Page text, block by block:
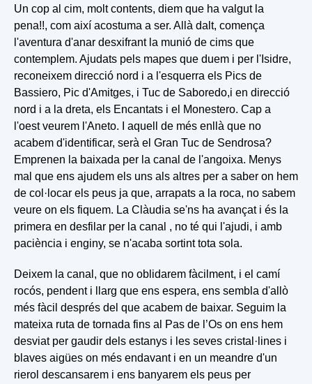
Un cop al cim, molt contents, diem que ha valgut la
pena!!, com així acostuma a ser. Allà dalt, comença
l'aventura d'anar desxifrant la munió de cims que
contemplem. Ajudats pels mapes que duem i per l'Isidre,
reconeixem direcció nord i a l'esquerra els Pics de
Bassiero, Pic d'Amitges, i Tuc de Saboredo,i en direcció
nord i a la dreta, els Encantats i el Monestero. Cap a
l'oest veurem l'Aneto. I aquell de més enllà que no
acabem d'identificar, serà el Gran Tuc de Sendrosa?
Emprenen la baixada per la canal de l'angoixa. Menys
mal que ens ajudem els uns als altres per a saber on hem
de col·locar els peus ja que, arrapats a la roca, no sabem
veure on els fiquem. La Clàudia se'ns ha avançat i és la
primera en desfilar per la canal , no té qui l'ajudi, i amb
paciència i enginy, se n'acaba sortint tota sola.
Deixem la canal, que no oblidarem fàcilment, i el camí
rocós, pendent i llarg que ens espera, ens sembla d'allò
més fàcil després del que acabem de baixar. Seguim la
mateixa ruta de tornada fins al Pas de l’Os on ens hem
desviat per gaudir dels estanys i les seves cristal·lines i
blaves aigües on més endavant i en un meandre d'un
rierol descansarem i ens banyarem els peus per